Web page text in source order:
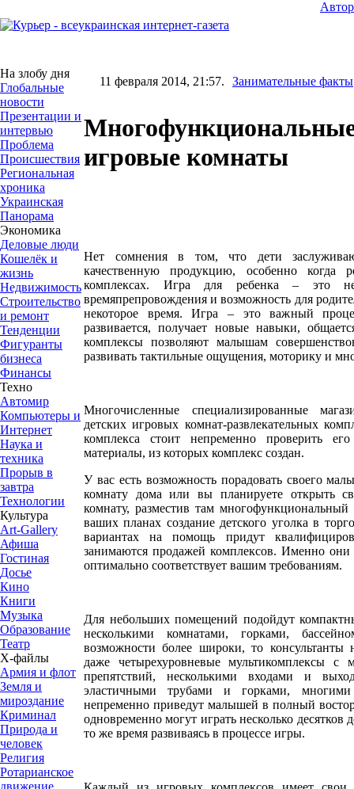
На злобу дня
Глобальные
новости
Презентации и
интервью
Проблема
Происшествия
Региональная
хроника
Украинская
Панорама
Экономика
Деловые люди
Кошелёк и
жизнь
Недвижимость
Строительство
и ремонт
Тенденции
Фигуранты
бизнеса
Финансы
Техно
Автомир
Компьютеры и
Интернет
Наука и
техника
Прорыв в
завтра
Технологии
Культура
Art-Gallery
Афиша
Гостиная
Досье
Кино
Книги
Музыка
Образование
Театр
Х-файлы
Армия и флот
Земля и
мироздание
Криминал
Природа и
человек
Религия
Ротарианское
движение
11 февраля 2014, 21:57. Занимательные факты
Многофункциональные
игровые комнаты
Нет сомнения в том, что дети
качественную продукцию, особенно
комплексах. Игра для ребенка – это
времяпрепровождения и возможность для
некоторое время. Игра – это важный
развивается, получает новые навыки,
комплексы позволяют малышам
развивать тактильные ощущения, моторику и
Многочисленные специализированные
детских игровых комнат-развлекательных
комплекса стоит непременно проверить
материалы, из которых комплекс создан.
У вас есть возможность порадовать своего
комнату дома или вы планируете открыть
комнату, разместив там
ваших планах создание детского уголка в
вариантах на помощь придут
занимаются продажей комплексов. Именно они
оптимально соответствует вашим требованиям.
Для небольших помещений подойдут
несколькими комнатами, горками,
возможности более широки, то консультанты
даже четырехуровневые мультикомплексы с
препятствий, несколькими входами и
эластичными трубами и горками,
непременно приведут малышей в полный
одновременно могут играть несколько десятков
то же время развиваясь в процессе игры.